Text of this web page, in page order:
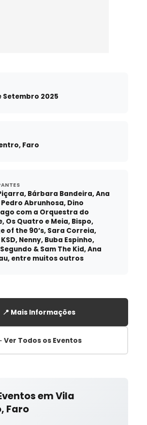
Setembro 2025
Faro
Bárbara Bandeira, Ana
Abrunhosa, Dino
com a Orquestra do
Os Quatro e Meia, Bispo,
of the 90’s, Sara Correia,
Nenny, Buba Espinho,
& Sam The Kid, Ana
entre muitos outros
📍 Mais Informações
Ver Todos os Eventos
em Vila
Faro